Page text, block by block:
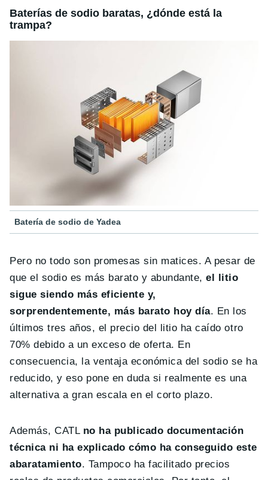
Baterías de sodio baratas, ¿dónde está la
trampa?
Batería de sodio de Yadea
Pero no todo son promesas sin matices. A pesar de
que el sodio es más barato y abundante,el litio
sigue siendo más eficiente y,
sorprendentemente, más barato hoy día. En los
últimos tres años, el precio del litio ha caído otro
70% debido a un exceso de oferta. En
consecuencia, la ventaja económica del sodio se ha
reducido, y eso pone en duda si realmente es una
alternativa a gran escala en el corto plazo.
Además, CATL no ha publicado documentación
técnica ni ha explicado cómo ha conseguido este
abaratamiento. Tampoco ha facilitado precios